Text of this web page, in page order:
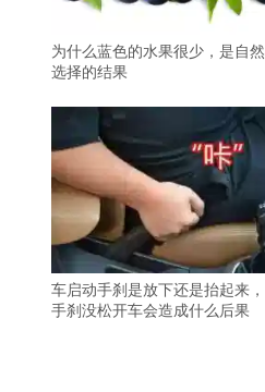
为什么蓝色的水果很少，是自然
选择的结果
车启动手刹是放下还是抬起来，
手刹没松开车会造成什么后果